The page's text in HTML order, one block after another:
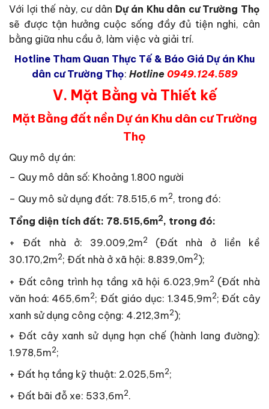
Với lợi thế này, cư dân Dự án Khu dân cư Trường Thọ
sẽ được tận hưởng cuộc sống đầy đủ tiện nghi, cân
bằng giữa nhu cầu ở, làm việc và giải trí.
Hotline Tham Quan Thực Tế & Báo Giá Dự án Khu
dân cư Trường Thọ: Hotline 0949.124.589
V. Mặt Bằng và Thiết kế
Mặt Bằng đất nền Dự án Khu dân cư Trường
Thọ
Quy mô dự án:
– Quy mô dân số: Khoảng 1.800 người
– Quy mô sử dụng đất: 78.515,6 m2, trong đó:
Tổng diện tích đất: 78.515,6m2, trong đó:
+ Đất nhà ở: 39.009,2m2 (Đất nhà ở liền kề
30.170,2m2; Đất nhà ở xã hội: 8.839,0m2);
+ Đất công trình hạ tầng xã hội 6.023,9m2 (Đất nhà
văn hoá: 465,6m2; Đất giáo dục: 1.345,9m2; Đất cây
xanh sử dụng công cộng: 4.212,3m2);
+ Đất cây xanh sử dụng hạn chế (hành lang đường):
1.978,5m2;
+ Đất hạ tầng kỹ thuật: 2.025,5m2;
+ Đất bãi đỗ xe: 533,6m2.